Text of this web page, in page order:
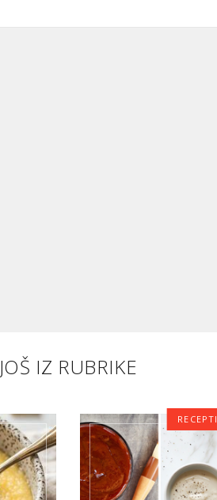
JOŠ IZ RUBRIKE
RECEPTI